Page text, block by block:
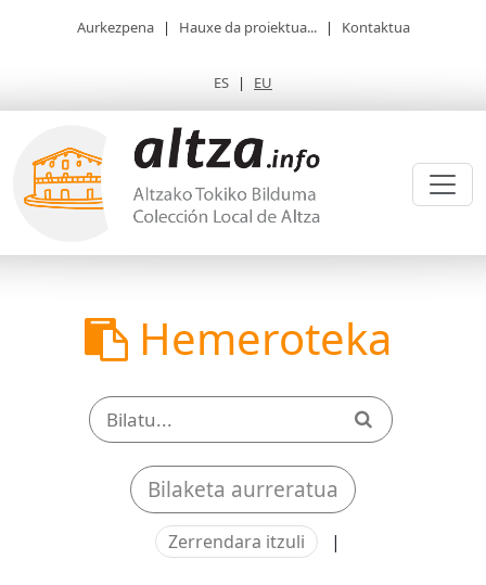
Aurkezpena | Hauxe da proiektua... | Kontaktua
ES | EU
Hemeroteka
Bilaketa aurreratua
Zerrendara itzuli |